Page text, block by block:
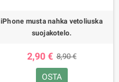
iPhone musta nahka vetoliuska
suojakotelo.
2,90 € 8,90 €
OSTA